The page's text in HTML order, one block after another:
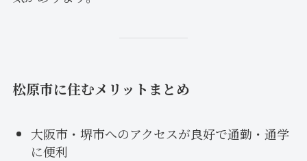
松原市に住むメリットまとめ
大阪市・堺市へのアクセスが良好で通勤・通学
に便利